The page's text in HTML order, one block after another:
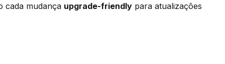
cada mudança upgrade-friendly para atualizações